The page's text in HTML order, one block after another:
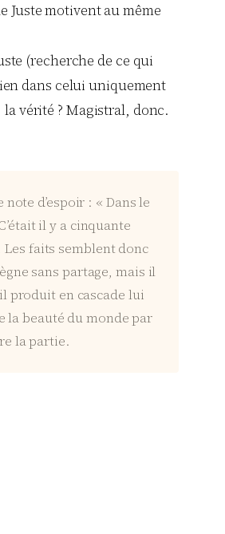
Juste motivent au même
(recherche de ce qui
dans celui uniquement
vérité ? Magistral, donc.
d’espoir : « Dans le
il y a cinquante
faits semblent donc
sans partage, mais il
produit en cascade lui
beauté du monde par
la partie.